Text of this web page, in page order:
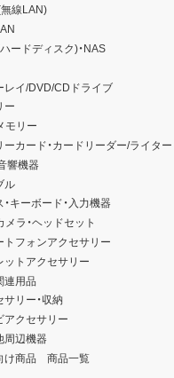
線LAN)
ードディスク)・NAS
レイ/DVD/CDドライブ
ー
モリー
ーカード・カードリーダー/ライター
響機器
ル
キーボード・入力機器
メラ・ヘッドセット
トフォンアクセサリー
ットアクセサリー
連用品
サリー・収納
アクセサリー
周辺機器
け商品 商品一覧